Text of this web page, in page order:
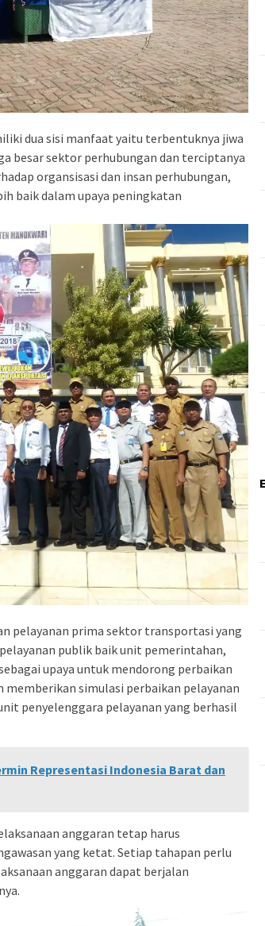
dua sisi manfaat yaitu terbentuknya jiwa
besar sektor perhubungan dan terciptanya
organsisasi dan insan perhubungan,
baik dalam upaya peningkatan
pelayanan prima sektor transportasi yang
publik baik unit pemerintahan,
upaya untuk mendorong perbaikan
memberikan simulasi perbaikan pelayanan
penyelenggara pelayanan yang berhasil
Representasi Indonesia Barat dan
anggaran tetap harus
yang ketat. Setiap tahapan perlu
anggaran dapat berjalan